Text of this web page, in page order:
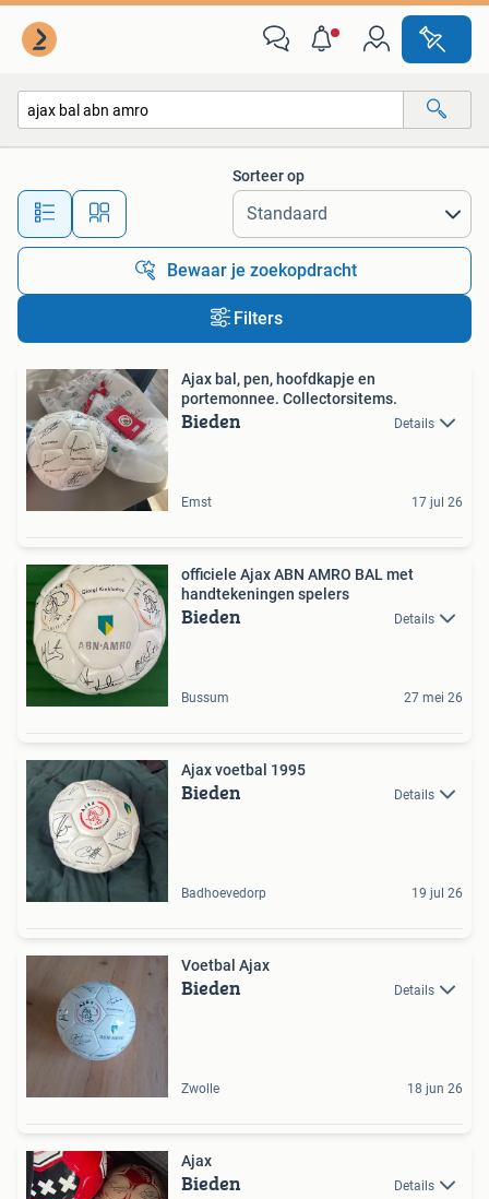
Alle afstanden…
Sorteer op
Bewaar je zoekopdracht
Filters
Ajax bal, pen, hoofdkapje en
portemonnee. Collectorsitems.
Bieden Details
Emst 17 jul 26
officiele Ajax ABN AMRO BAL met
handtekeningen spelers
Bieden Details
Bussum 27 mei 26
Ajax voetbal 1995
Bieden Details
Badhoevedorp 19 jul 26
Voetbal Ajax
Bieden Details
Zwolle 18 jun 26
Ajax
Bieden Details